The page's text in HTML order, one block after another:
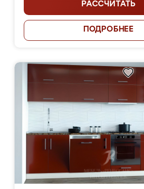
РАССЧИТАТЬ
ПОДРОБНЕЕ